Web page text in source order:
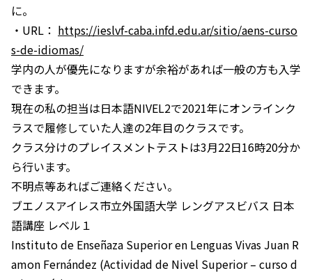
に。
・URL： https://ieslvf-caba.infd.edu.ar/sitio/aens-curso
s-de-idiomas/
学内の人が優先になりますが余裕があれば一般の方も入学
できます。
現在の私の担当は日本語NIVEL2で2021年にオンラインク
ラスで履修していた人達の2年目のクラスです。
クラス分けのプレイスメントテストは3月22日16時20分か
ら行います。
不明点等あればご連絡ください。
ブエノスアイレス市立外国語大学 レングアスビバス 日本
語講座 レベル１
Instituto de Enseñaza Superior en Lenguas Vivas Juan R
amon Fernández (Actividad de Nivel Superior – curso d